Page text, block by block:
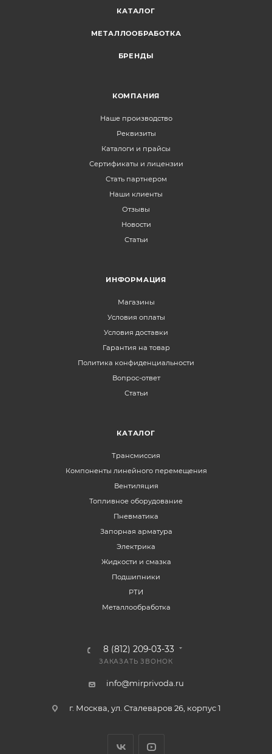
КАТАЛОГ
МЕТАЛЛООБРАБОТКА
БРЕНДЫ
КОМПАНИЯ
Наше производство
Реквизиты
Каталоги и прайсы
Сертификаты и лицензии
Стать партнером
Наши клиенты
Отзывы
Новости
Статьи
ИНФОРМАЦИЯ
Магазины
Условия оплаты
Условия доставки
Гарантия на товар
Политика конфиденциальности
Вопрос-ответ
Статьи
КАТАЛОГ
Трансмиссия
Компоненты линейного перемещения
Вентиляция
Топливное оборудование
Пневматика
Запорная арматура
Электрика
Жидкости и смазка
Подшипники
РТИ
Металлообработка
8 (812) 209-03-33
ЗАКАЗАТЬ ЗВОНОК
info@mirprivoda.ru
г. Москва, ул. Сталеваров 26, корпус 1